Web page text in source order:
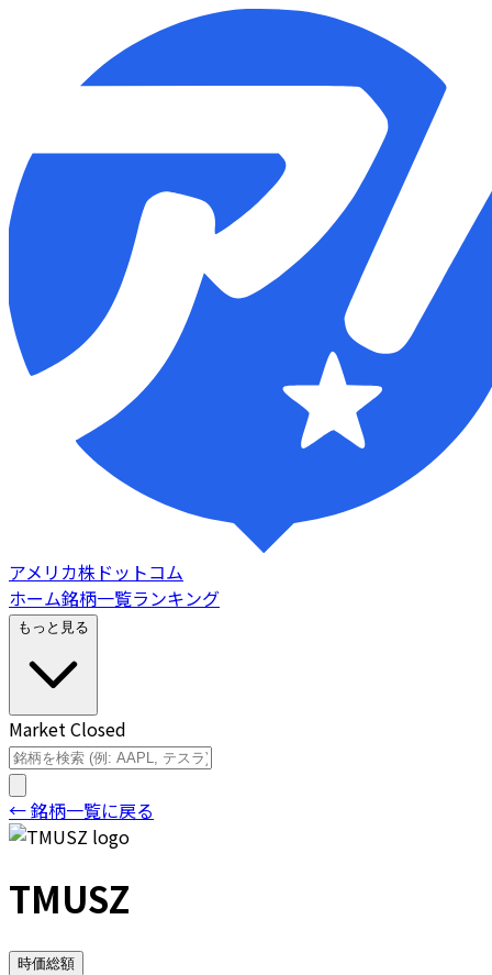
アメリカ株ドットコム
ホーム銘柄一覧ランキング
もっと見る
Market Closed
← 銘柄一覧に戻る
TMUSZ
時価総額